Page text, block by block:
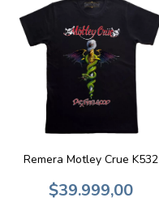
Remera Motley Crue K532
$39.999,00